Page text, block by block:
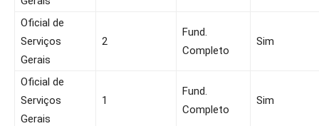
Oficial de
Serviços
Gerais
2
Fund.
Completo
Sim
Oficial de
Serviços
Gerais
1
Fund.
Completo
Sim